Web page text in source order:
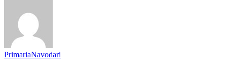
PrimariaNavodari